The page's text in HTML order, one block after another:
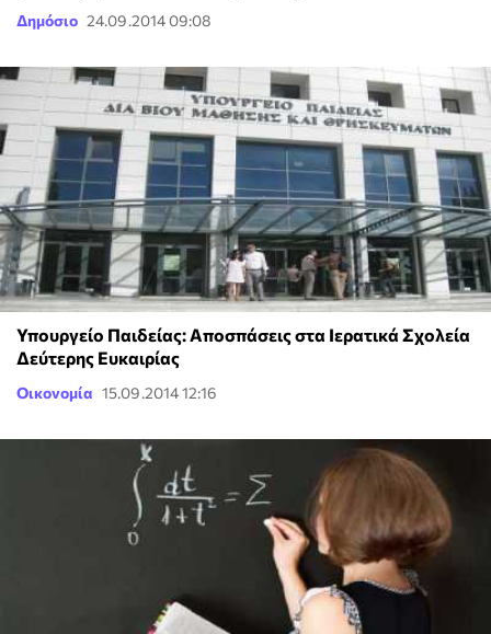
Δημόσιο 24.09.2014 09:08
Υπουργείο Παιδείας: Αποσπάσεις στα Ιερατικά Σχολεία
Δεύτερης Ευκαιρίας
Οικονομία 15.09.2014 12:16